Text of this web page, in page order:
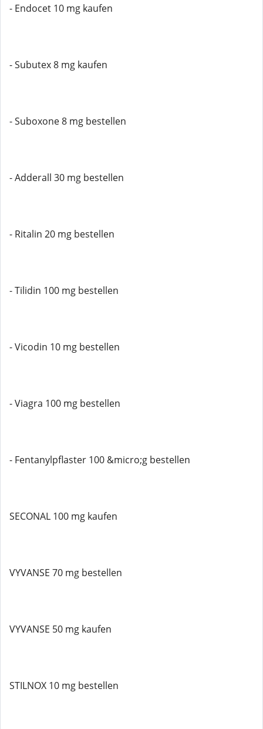
- Endocet 10 mg kaufen
- Subutex 8 mg kaufen
- Suboxone 8 mg bestellen
- Adderall 30 mg bestellen
- Ritalin 20 mg bestellen
- Tilidin 100 mg bestellen
- Vicodin 10 mg bestellen
- Viagra 100 mg bestellen
- Fentanylpflaster 100 &micro;g bestellen
SECONAL 100 mg kaufen
VYVANSE 70 mg bestellen
VYVANSE 50 mg kaufen
STILNOX 10 mg bestellen